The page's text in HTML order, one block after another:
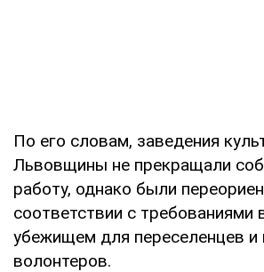
По его словам, заведения
Львовщины не прекращали
работу, однако были
соответствии с требованиями
убежищем для переселенцев и
волонтеров.